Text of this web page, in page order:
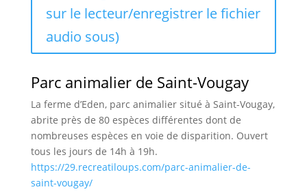
sur le lecteur/enregistrer le fichier
audio sous)
Parc animalier de Saint-Vougay
La ferme d’Eden, parc animalier situé à Saint-Vougay,
abrite près de 80 espèces différentes dont de
nombreuses espèces en voie de disparition. Ouvert
tous les jours de 14h à 19h.
https://29.recreatiloups.com/parc-animalier-de-
saint-vougay/